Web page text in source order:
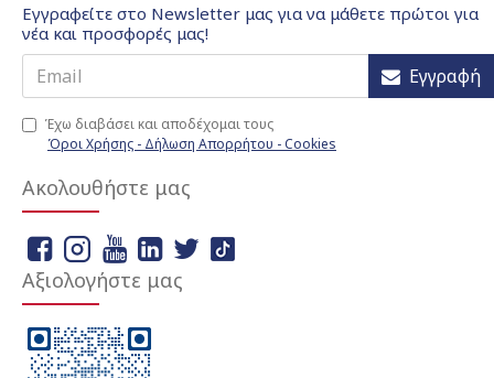
Εγγραφείτε στο Newsletter μας για να μάθετε πρώτοι για
νέα και προσφορές μας!
Εγγραφή
Έχω διαβάσει και αποδέχομαι τους
Όροι Χρήσης - Δήλωση Απορρήτου - Cookies
Ακολουθήστε μας
Αξιολογήστε μας